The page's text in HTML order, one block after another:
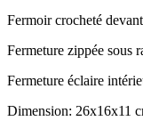
Fermoir crocheté
Fermeture zippée sous
Fermeture éclaire
Dimension: 26x16x11